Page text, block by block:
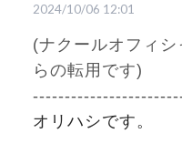
2024/10/06 12:01
(ナクールオフィシ
らの転用です)
オリハシです。